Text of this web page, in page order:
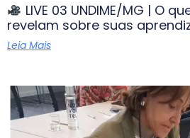
LIVE 03 UNDIME/MG | O
revelam sobre suas
Leia Mais